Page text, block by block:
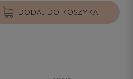
DODAJ DO KOSZYKA